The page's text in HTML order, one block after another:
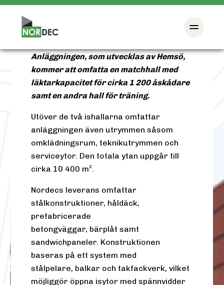
Etikett: pressmeddelande
två ishallar vid Sätra idrottsplats i
uppdrag av SSEA Svensk
Anläggningen, som utvecklas av Hemsö,
kommer att omfatta en matchhall med
läktarkapacitet för cirka 1 200 åskådare
samt en andra hall för träning.
Utöver de två ishallarna omfattar
anläggningen även utrymmen såsom
omklädningsrum, teknikutrymmen och
serviceytor. Den totala ytan uppgår till
cirka 10 400 m².
Nordecs leverans omfattar
stålkonstruktioner, håldäck,
prefabricerade
betongväggar, bärplåt samt
sandwichpaneler. Konstruktionen
baseras på ett system med
stålpelare, balkar och takfackverk, vilket
möjliggör öppna isytor med spännvidder